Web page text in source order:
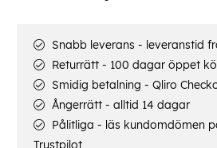
Snabb leverans - leveranstid
Returrätt - 100 dagar öppet
Smidig betalning - Qliro
Ångerrätt - alltid 14 dagar
Pålitliga - läs kundomdömen
Trustpilot